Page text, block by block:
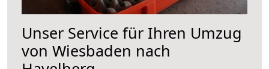
Unser Service für Ihren Umzug
von Wiesbaden nach